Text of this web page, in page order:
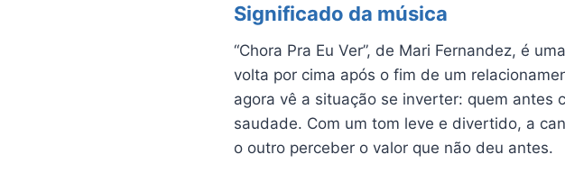
Significado da música
“Chora Pra Eu Ver”, de Mari Fernandez, é
volta por cima após o fim de um
agora vê a situação se inverter: quem antes
saudade. Com um tom leve e divertido, a
o outro perceber o valor que não deu antes.